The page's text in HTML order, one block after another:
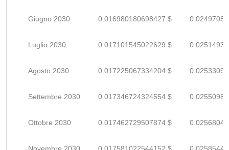
Giugno 2030 0.016980180698427 $
Luglio 2030 0.017101545022629 $
Agosto 2030 0.017225067334204 $
Settembre 2030 0.017346724324554 $
Ottobre 2030 0.017462729507874 $